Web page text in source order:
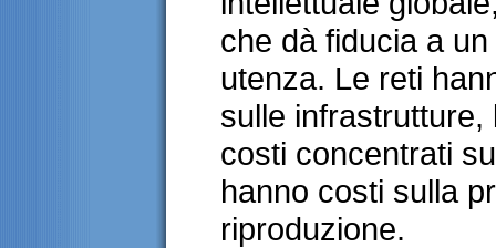
che dà fiducia a
utenza. Le reti
sulle
costi concentrati
hanno costi sulla
riproduzione.